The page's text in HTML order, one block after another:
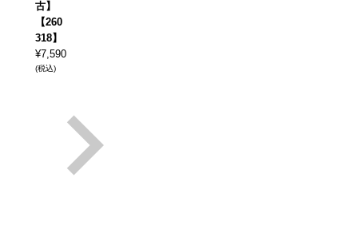
古】
【260
318】
¥7,590
(税込)